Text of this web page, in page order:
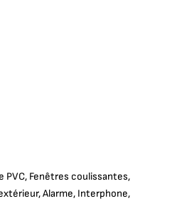
PVC, Fenêtres coulissantes,
Alarme, Interphone,